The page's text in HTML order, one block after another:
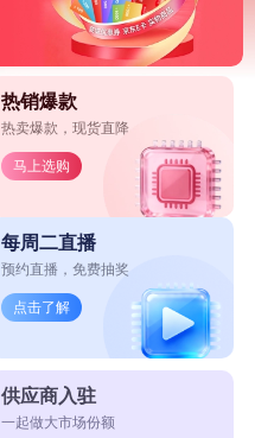
热销爆款
热卖爆款，现货直降
马上选购
每周二直播
预约直播，免费抽奖
点击了解
供应商入驻
一起做大市场份额